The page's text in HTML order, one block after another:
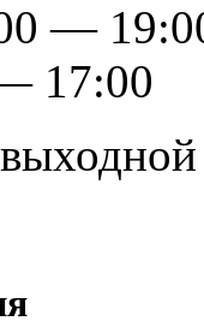
—
17:00